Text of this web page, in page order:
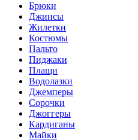
Брюки
Джинсы
Жилетки
Костюмы
Пальто
Пиджаки
Плащи
Водолазки
Джемперы
Сорочки
Джоггеры
Кардиганы
Майки